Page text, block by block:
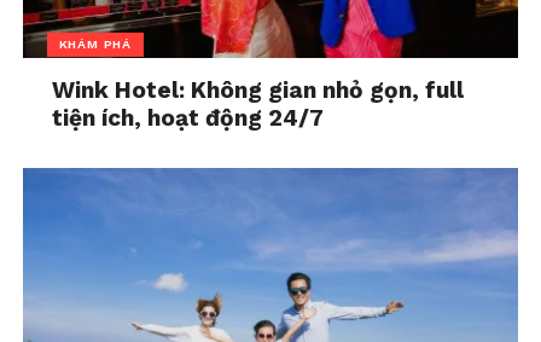
1. Hiểu rõ giới hạn bản thân
Trước khi nói “có”, hãy tự hỏi:Mình có thực sự
muốn không? Có đủ thời gian, sức khỏe, tinh thần
không? Nếu nhận lời, có ảnh hưởng đến công việc và
dễ dàng đưa ra quyết định mà không bị cuốn theo
2. Từ chối bằng cách khẳng định điều
KHÁM PHÁ
Wink Hotel: Không gian nhỏ gọn, full
tiện ích, hoạt động 24/7